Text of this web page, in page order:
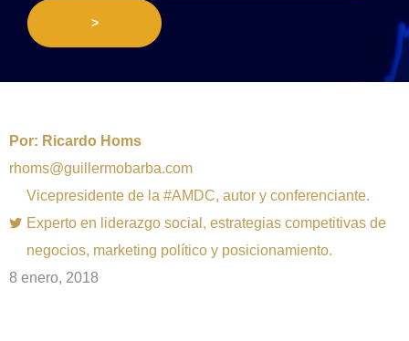
>
Por: Ricardo Homs
rhoms@guillermobarba.com
Vicepresidente de la #AMDC, autor y conferenciante.
Experto en liderazgo social, estrategias competitivas de
negocios, marketing político y posicionamiento.
8 enero, 2018